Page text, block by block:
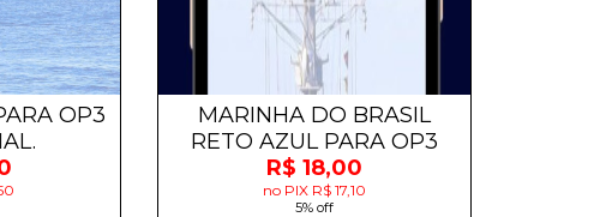
OP3
MARINHA DO BRASIL
RETO AZUL PARA OP3
R$ 18,00
no PIX R$ 17,10
5% off